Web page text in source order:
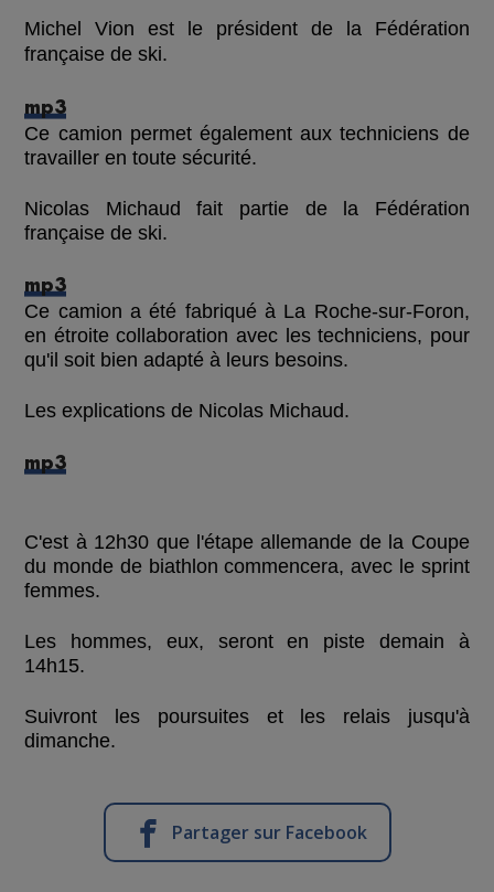
Michel Vion est le président de la Fédération
française de ski.
mp3
Ce camion permet également aux techniciens de
travailler en toute sécurité.
Nicolas Michaud fait partie de la Fédération
française de ski.
mp3
Ce camion a été fabriqué à La Roche-sur-Foron,
en étroite collaboration avec les techniciens, pour
qu'il soit bien adapté à leurs besoins.
Les explications de Nicolas Michaud.
mp3
C'est à 12h30 que l'étape allemande de la Coupe
du monde de biathlon commencera, avec le sprint
femmes.
Les hommes, eux, seront en piste demain à
14h15.
Suivront les poursuites et les relais jusqu'à
dimanche.
Partager sur Facebook